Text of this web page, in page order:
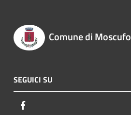
Comune di Moscufo
SEGUICI SU